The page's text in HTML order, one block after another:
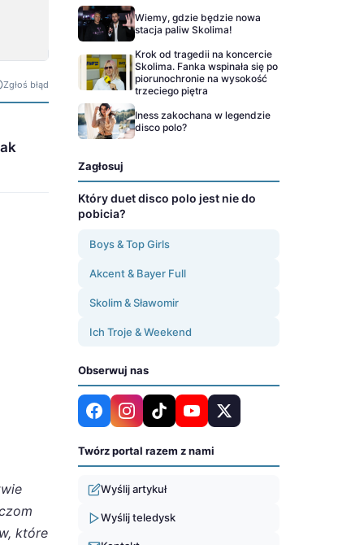
Zgłoś błąd
które
Wiemy, gdzie będzie nowa
stacja paliw Skolima!
Krok od tragedii na koncercie
Skolima. Fanka wspinała się po
piorunochronie na wysokość
trzeciego piętra
Iness zakochana w legendzie
disco polo?
Zagłosuj
Który duet disco polo jest nie do
pobicia?
Boys & Top Girls
Akcent & Bayer Full
Skolim & Sławomir
Ich Troje & Weekend
Obserwuj nas
Twórz portal razem z nami
Wyślij artykuł
Wyślij teledysk